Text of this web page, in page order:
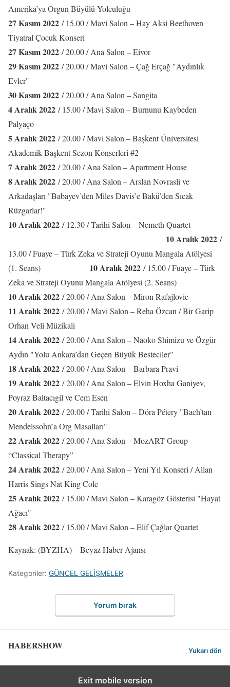
Amerika’ya Orgun Büyülü Yolculuğu
27 Kasım 2022 / 15.00 / Mavi Salon – Hay Aksi Beethoven
Tiyatral Çocuk Konseri
27 Kasım 2022 / 20.00 / Ana Salon – Eivor
29 Kasım 2022 / 20.00 / Mavi Salon – Çağ Erçağ "Aydınlık
Evler"
30 Kasım 2022 / 20.00 / Ana Salon – Sangita
4 Aralık 2022 / 15.00 / Mavi Salon – Burnunu Kaybeden
Palyaço
5 Aralık 2022 / 20.00 / Mavi Salon – Başkent Üniversitesi
Akademik Başkent Sezon Konserleri #2
7 Aralık 2022 / 20.00 / Ana Salon – Apartment House
8 Aralık 2022 / 20.00 / Ana Salon – Arslan Novrasli ve
Arkadaşları "Babayev’den Miles Davis’e Bakü’den Sıcak
Rüzgarlar!"
10 Aralık 2022 / 12.30 / Tarihi Salon – Nemeth Quartet
10 Aralık 2022 /
13.00 / Fuaye – Türk Zeka ve Strateji Oyunu Mangala Atölyesi
(1. Seans) 10 Aralık 2022 / 15.00 / Fuaye – Türk
Zeka ve Strateji Oyunu Mangala Atölyesi (2. Seans)
10 Aralık 2022 / 20.00 / Ana Salon – Miron Rafajlovic
11 Aralık 2022 / 20.00 / Mavi Salon – Reha Özcan / Bir Garip
Orhan Veli Müzikali
14 Aralık 2022 / 20.00 / Ana Salon – Naoko Shimizu ve Özgür
Aydın "Yolu Ankara’dan Geçen Büyük Besteciler"
18 Aralık 2022 / 20.00 / Ana Salon – Barbara Pravi
19 Aralık 2022 / 20.00 / Ana Salon – Elvin Hoxha Ganiyev,
Poyraz Baltacıgil ve Cem Esen
20 Aralık 2022 / 20.00 / Tarihi Salon – Dóra Pétery "Bach’tan
Mendelssohn’a Org Masalları"
22 Aralık 2022 / 20.00 / Ana Salon – MozART Group
“Classical Therapy”
24 Aralık 2022 / 20.00 / Ana Salon – Yeni Yıl Konseri / Allan
Harris Sings Nat King Cole
25 Aralık 2022 / 15.00 / Mavi Salon – Karagöz Gösterisi "Hayat
Ağacı"
28 Aralık 2022 / 15.00 / Mavi Salon – Elif Çağlar Quartet
Kaynak: (BYZHA) – Beyaz Haber Ajansı
Kategoriler: GÜNCEL GELİŞMELER
Yorum bırak
HABERSHOW Yukarı dön
Exit mobile version